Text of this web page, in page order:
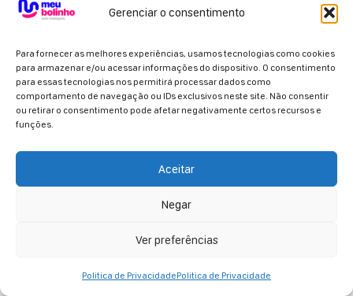
Gerenciar o consentimento
Para fornecer as melhores experiências, usamos tecnologias como cookies
para armazenar e/ou acessar informações do dispositivo. O consentimento
para essas tecnologias nos permitirá processar dados como
comportamento de navegação ou IDs exclusivos neste site. Não consentir
ou retirar o consentimento pode afetar negativamente certos recursos e
funções.
Aceitar
Negar
Ver preferências
Politica de PrivacidadePolitica de Privacidade
Parceiros Oficiais
Copyright 2026 - Meu Bolinho. Todos os direitos